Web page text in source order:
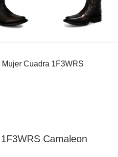
Mujer Cuadra 1F3WRS
Camaleon